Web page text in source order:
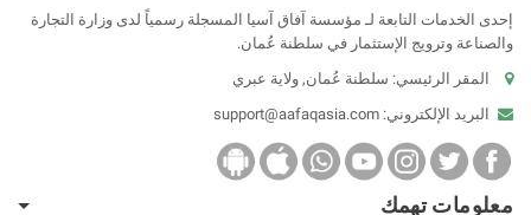
إحدى الخدمات التابعة لـ مؤسسة آفاق آسيا المسجلة رسمياً لدى وزارة التجارة
والصناعة وترويج الإستثمار في سلطنة عُمان.
المقر الرئيسي: سلطنة عُمان, ولاية عبري
البريد الإلكتروني: support@aafaqasia.com
معلومات تهمك